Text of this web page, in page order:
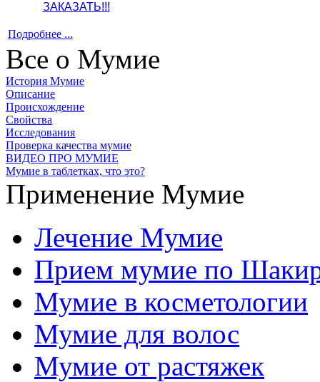
ЗАКАЗАТЬ!!!
Подробнее ...
Все о Мумие
История Мумие
Описание
Происхождение
Свойства
Исследования
Проверка качества мумие
ВИДЕО ПРО МУМИЕ
Мумие в таблетках, что это?
Применение Мумие
Лечение Мумие
Прием мумие по
Мумие в косметологии
Мумие для волос
Мумие от растяжек